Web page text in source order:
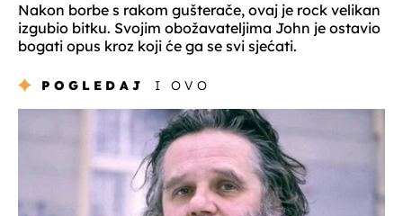
Nakon borbe s rakom gušterače, ovaj je rock velikan
izgubio bitku. Svojim obožavateljima John je ostavio
bogati opus kroz koji će ga se svi sjećati.
POGLEDAJ I OVO